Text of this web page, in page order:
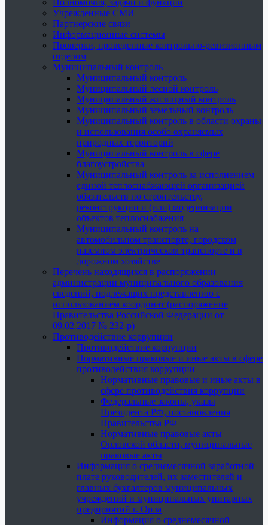
Полномочия, задачи и функции
Учрежденные СМИ
Партнерские связи
Информационные системы
Проверки, проведенные контрольно-ревизионным
отделом
Муниципальный контроль
Муниципальный контроль
Муниципальный лесной контроль
Муниципальный жилищный контроль
Муниципальный земельный контроль
Муниципальный контроль в области охраны
и использования особо охраняемых
природных территорий
Муниципальный контроль в сфере
благоустройства
Муниципальный контроль за исполнением
единой теплоснабжающей организацией
обязательств по строительству,
реконструкции и (или) модернизации
объектов теплоснабжения
Муниципальный контроль на
автомобильном транспорте, городском
наземном электрическом транспорте и в
дорожном хозяйстве
Перечень находящихся в распоряжении
администрации муниципального образования
сведений, подлежащих представлению с
использованием координат (распоряжение
Правительства Российской Федерации от
09.02.2017 № 232-р)
Противодействие коррупции
Противодействие коррупции
Нормативные правовые и иные акты в сфере
противодействия коррупции
Нормативные правовые и иные акты в
сфере противодействия коррупции
Федеральные законы, указы
Президента РФ, постановления
Правительства РФ
Нормативные правовые акты
Орловской области, муниципальные
правовые акты
Информация о среднемесячной заработной
плате руководителей, их заместителей и
главных бухгалтеров муниципальных
учреждений и муниципальных унитарных
предприятий г. Орла
Информация о среднемесячной